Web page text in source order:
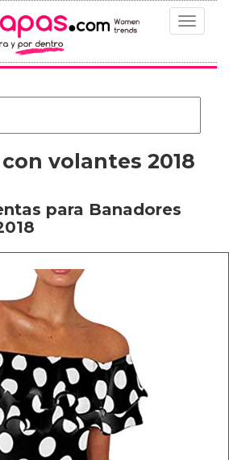
Toggle
volantes 2018
para Banadores